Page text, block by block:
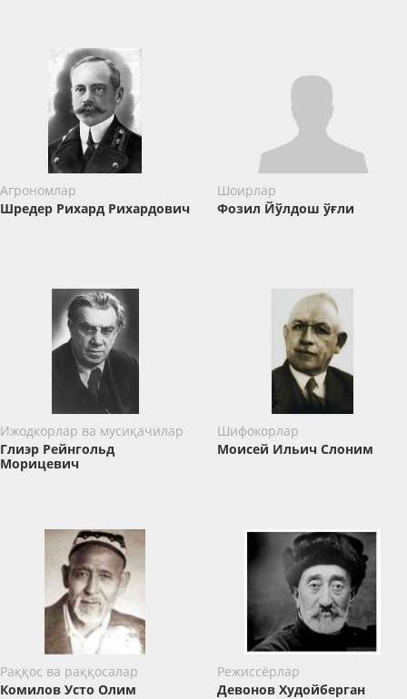
Агрономлар
Шредер Рихард Рихардович
Шоирлар
Фозил Йўлдош ўғли
Ижодкорлар ва мусиқачилар
Глиэр Рейнгольд
Морицевич
Шифокорлар
Моисей Ильич Слоним
Раққос ва раққосалар
Комилов Усто Олим
Режиссёрлар
Девонов Худойберган